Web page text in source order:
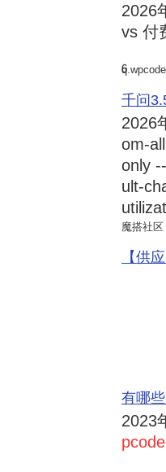
2026
vs 付
6
千问
2026
om-
only
ult-
魔搭社区
【供
有哪
2023